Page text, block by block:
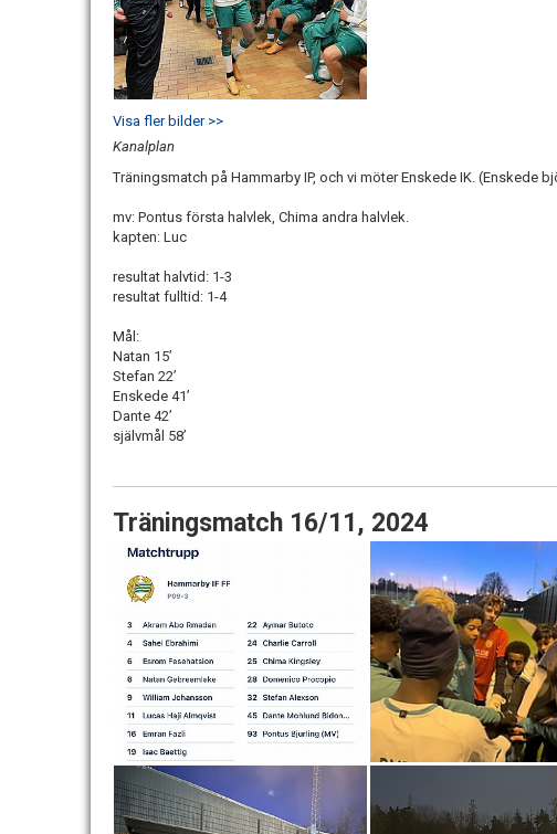
Visa fler bilder >>
Kanalplan
Träningsmatch på Hammarby IP, och vi möter Enskede IK. (Enskede
mv: Pontus första halvlek, Chima andra halvlek.
kapten: Luc
resultat halvtid: 1-3
resultat fulltid: 1-4
Mål:
Natan 15’
Stefan 22’
Enskede 41’
Dante 42’
självmål 58’
Träningsmatch 16/11, 2024